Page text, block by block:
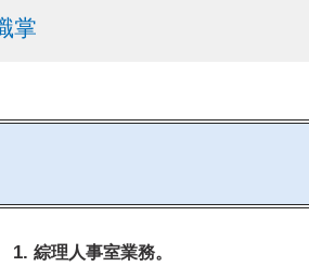
掌
綜理人事室業務。